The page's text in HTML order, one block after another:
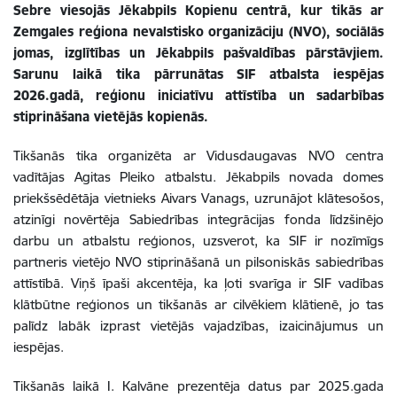
Sebre viesojās Jēkabpils Kopienu centrā, kur tikās ar
Zemgales reģiona nevalstisko organizāciju (NVO), sociālās
jomas, izglītības un Jēkabpils pašvaldības pārstāvjiem.
Sarunu laikā tika pārrunātas SIF atbalsta iespējas
2026.gadā, reģionu iniciatīvu attīstība un sadarbības
stiprināšana vietējās kopienās.
Tikšanās tika organizēta ar Vidusdaugavas NVO centra
vadītājas Agitas Pleiko atbalstu. Jēkabpils novada domes
priekšsēdētāja vietnieks Aivars Vanags, uzrunājot klātesošos,
atzinīgi novērtēja Sabiedrības integrācijas fonda līdzšinējo
darbu un atbalstu reģionos, uzsverot, ka SIF ir nozīmīgs
partneris vietējo NVO stiprināšanā un pilsoniskās sabiedrības
attīstībā. Viņš īpaši akcentēja, ka ļoti svarīga ir SIF vadības
klātbūtne reģionos un tikšanās ar cilvēkiem klātienē, jo tas
palīdz labāk izprast vietējās vajadzības, izaicinājumus un
iespējas.
Tikšanās laikā I. Kalvāne prezentēja datus par 2025.gada